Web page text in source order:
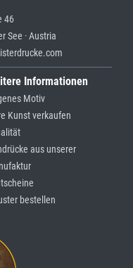
46
See · Austria
Informationen
Motiv
Kunst verkaufen
aus unserer
bestellen